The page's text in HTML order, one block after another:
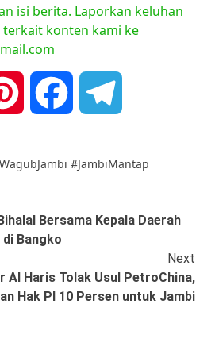
isi berita. Laporkan keluhan
terkait konten kami ke
Pinterest Facebook
#JambiMantap
Bersama Kepala Daerah
Bangko
Next
Al Haris Tolak Usul PetroChina,
Hak PI 10 Persen untuk Jambi